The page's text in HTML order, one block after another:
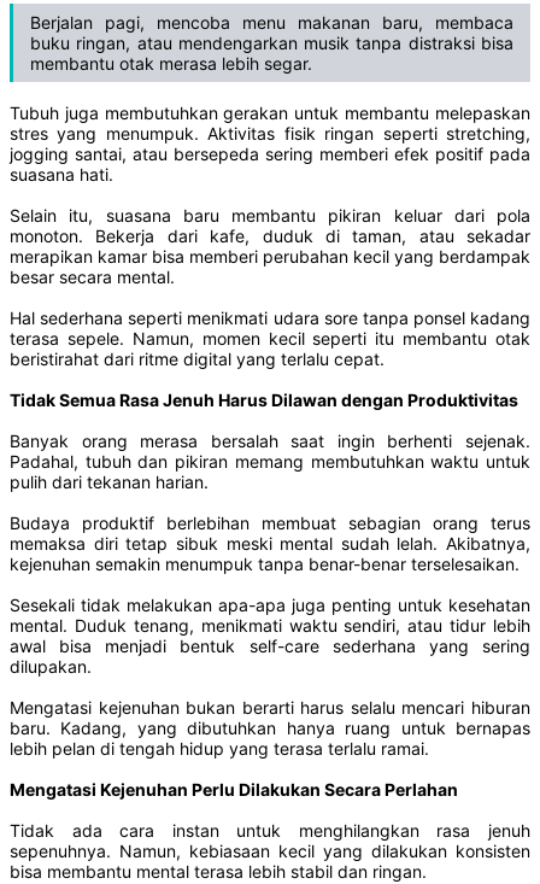
Berjalan pagi, mencoba menu makanan baru, membaca
buku ringan, atau mendengarkan musik tanpa distraksi bisa
membantu otak merasa lebih segar.
Tubuh juga membutuhkan gerakan untuk membantu melepaskan
stres yang menumpuk. Aktivitas fisik ringan seperti stretching,
jogging santai, atau bersepeda sering memberi efek positif pada
suasana hati.
Selain itu, suasana baru membantu pikiran keluar dari pola
monoton. Bekerja dari kafe, duduk di taman, atau sekadar
merapikan kamar bisa memberi perubahan kecil yang berdampak
besar secara mental.
Hal sederhana seperti menikmati udara sore tanpa ponsel kadang
terasa sepele. Namun, momen kecil seperti itu membantu otak
beristirahat dari ritme digital yang terlalu cepat.
Tidak Semua Rasa Jenuh Harus Dilawan dengan Produktivitas
Banyak orang merasa bersalah saat ingin berhenti sejenak.
Padahal, tubuh dan pikiran memang membutuhkan waktu untuk
pulih dari tekanan harian.
Budaya produktif berlebihan membuat sebagian orang terus
memaksa diri tetap sibuk meski mental sudah lelah. Akibatnya,
kejenuhan semakin menumpuk tanpa benar-benar terselesaikan.
Sesekali tidak melakukan apa-apa juga penting untuk kesehatan
mental. Duduk tenang, menikmati waktu sendiri, atau tidur lebih
awal bisa menjadi bentuk self-care sederhana yang sering
dilupakan.
Mengatasi kejenuhan bukan berarti harus selalu mencari hiburan
baru. Kadang, yang dibutuhkan hanya ruang untuk bernapas
lebih pelan di tengah hidup yang terasa terlalu ramai.
Mengatasi Kejenuhan Perlu Dilakukan Secara Perlahan
Tidak ada cara instan untuk menghilangkan rasa jenuh
sepenuhnya. Namun, kebiasaan kecil yang dilakukan konsisten
bisa membantu mental terasa lebih stabil dan ringan.